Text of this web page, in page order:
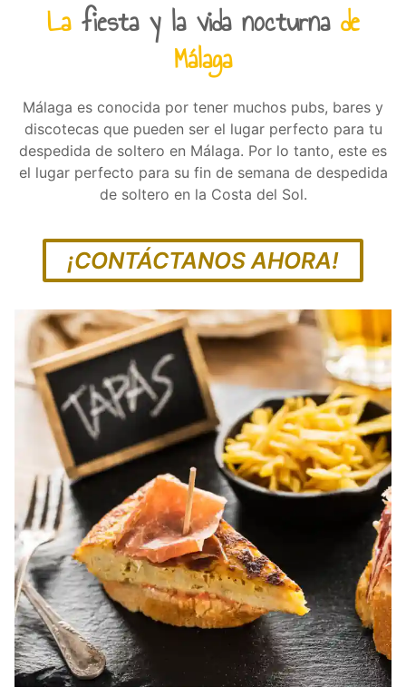
La fiesta y la vida nocturnade
Málaga
Málaga es conocida por tener muchos pubs, bares y
discotecas que pueden ser el lugar perfecto para tu
despedida de soltero en Málaga. Por lo tanto, este es
el lugar perfecto para su fin de semana de despedida
de soltero en la Costa del Sol.
¡CONTÁCTANOS AHORA!